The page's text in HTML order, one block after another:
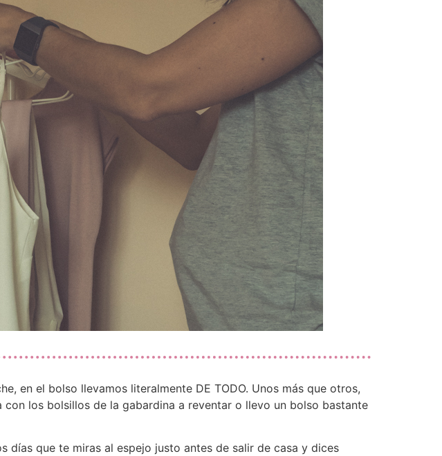
en el bolso llevamos literalmente DE TODO. Unos más que otros,
los bolsillos de la gabardina a reventar o llevo un bolso bastante
que te miras al espejo justo antes de salir de casa y dices